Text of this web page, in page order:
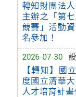
轉知財團法
主辦之「第
競賽」活動
名參加！
2026-07-30
【轉知】國
度國立清華
人才培育計畫